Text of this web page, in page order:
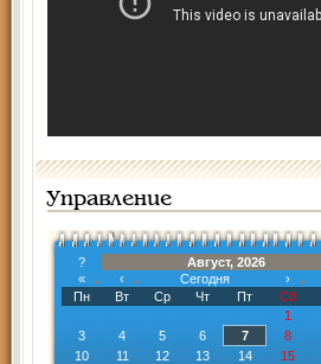
Управление
?
Август, 2026
«
‹ Сегодня ›
Пн
Вт Ср Чт Пт Сб
1
3
4 5 6 7 8
10
11 12 13 14 15